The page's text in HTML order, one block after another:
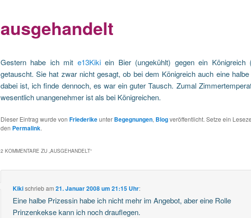
ausgehandelt
Gestern habe ich mit e13Kikiein Bier (ungekühlt) gegen ein Königreich
getauscht.Sie hat zwar nicht gesagt, ob bei dem Königreich auch eine
dabei ist, ich finde dennoch, es war ein guter Tausch. Zumal
wesentlich unangenehmer ist als bei Königreichen.
Dieser Eintrag wurde von Friederikeunter Begegnungen, Blogveröffentlicht. Setze ein
den Permalink.
2 KOMMENTARE ZU „ AUSGEHANDELT“
Kikischriebam21. Januar 2008 um 21:15 Uhr:
Eine halbe Prizessin habe ich nicht mehr im Angebot, aber eine Rolle
Prinzenkekse kann ich noch drauflegen.